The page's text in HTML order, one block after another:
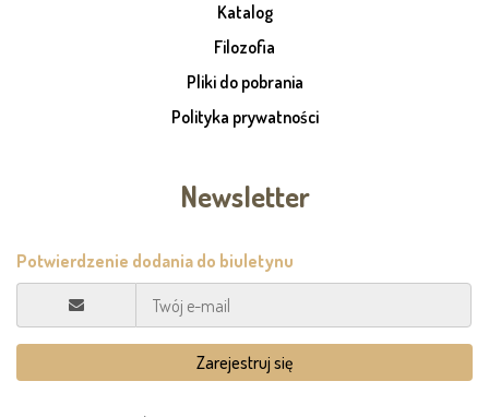
Katalog
Filozofia
Pliki do pobrania
Polityka prywatności
Newsletter